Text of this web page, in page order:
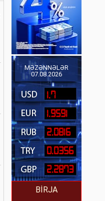
MƏZƏNNƏLƏR
07.08.2026
1.7
1.9591
2.0816
0.0356
2.2873
BİRJA